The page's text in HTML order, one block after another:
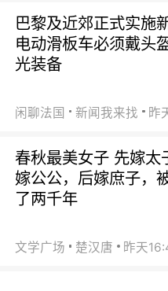
巴黎及近郊正式实施
电动滑板车必须戴头
光装备
闲聊法国 新闻我来找 昨
春秋最美女子 先嫁太
嫁公公，后嫁庶子，
了两千年
文学广场 楚汉唐 昨天